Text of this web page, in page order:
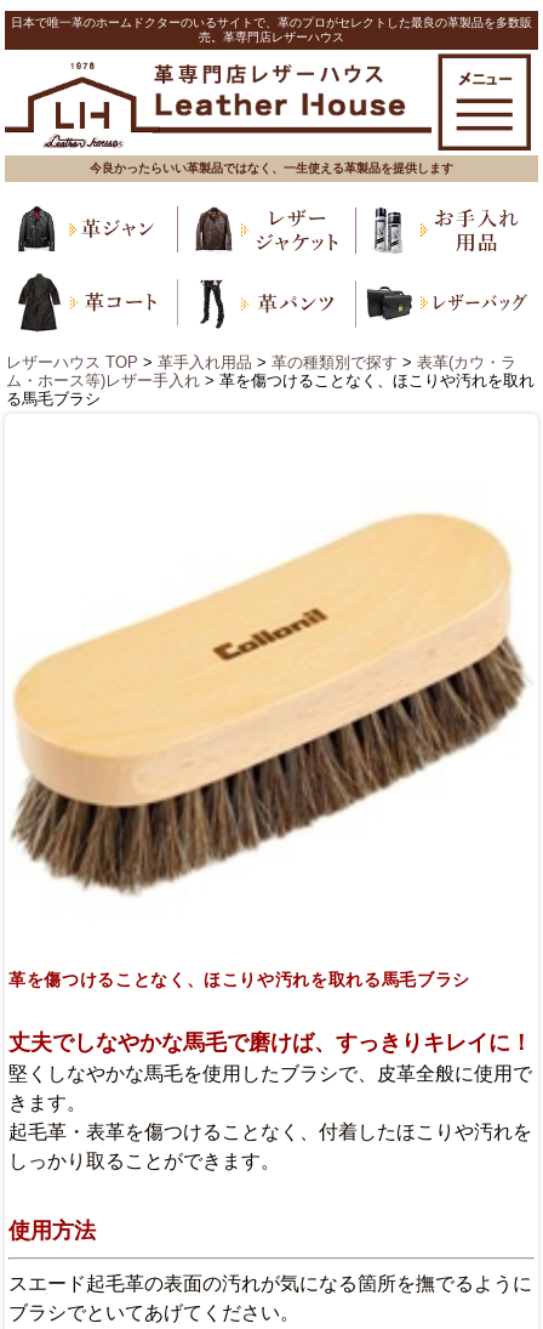
日本で唯一革のホームドクターのいるサイトで、革のプロがセレクトした最良の革製品を多数販
売。革専門店レザーハウス
今良かったらいい革製品ではなく、一生使える革製品を提供します
レザーハウス TOP > 革手入れ用品 > 革の種類別で探す > 表革(カウ・ラ
ム・ホース等)レザー手入れ > 革を傷つけることなく、ほこりや汚れを取れ
る馬毛ブラシ
革を傷つけることなく、ほこりや汚れを取れる馬毛ブラシ
丈夫でしなやかな馬毛で磨けば、すっきりキレイに！
堅くしなやかな馬毛を使用したブラシで、皮革全般に使用で
きます。
起毛革・表革を傷つけることなく、付着したほこりや汚れを
しっかり取ることができます。
使用方法
スエード起毛革の表面の汚れが気になる箇所を撫でるように
ブラシでといてあげてください。